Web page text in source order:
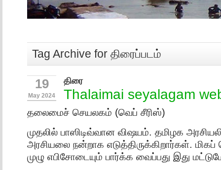
Tag Archive for திரைப்படம்
19
May 2024
திரை
Thalaimai seyalagam
தலைமைச் செயலகம் (வெப் சீரிஸ்)
முதலில் பாஸிடிவ்வான விஷயம். தமிழக
அரசியலை நன்றாக எடுத்திருக்கிறார்கள். மிகப்
முழு எபிசோடையும் பார்க்க வைப்பது இது